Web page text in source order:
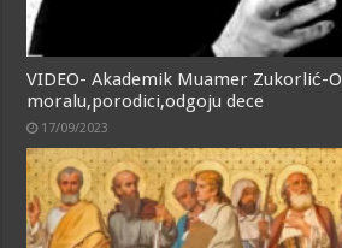
VIDEO- Akademik Muamer Zukorlić-O
moralu,porodici,odgoju dece
17/09/2023